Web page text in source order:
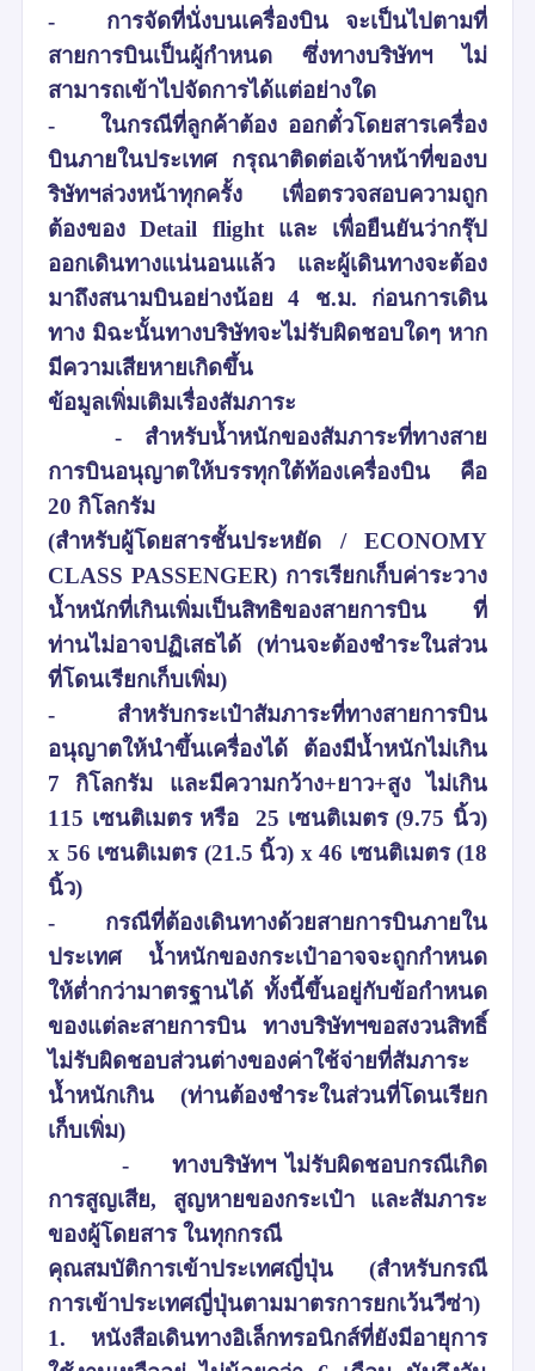
-
การจัดที่นั่งบนเครื่องบิน จะเป็นไปตามที่
สายการบินเป็นผู้กำหนด ซึ่งทางบริษัทฯ ไม่
สามารถเข้าไปจัดการได้แต่อย่างใด
-
ในกรณีที่ลูกค้าต้อง ออกตั๋วโดยสารเครื่อง
บินภายในประเทศ กรุณาติดต่อเจ้าหน้าที่ของบ
ริษัทฯล่วงหน้าทุกครั้ง เพื่อตรวจสอบความถูก
ต้องของ Detail flight และ เพื่อยืนยันว่ากรุ๊ป
ออกเดินทางแน่นอนแล้ว และผู้เดินทางจะต้อง
มาถึงสนามบินอย่างน้อย 4 ช.ม. ก่อนการเดิน
ทาง มิฉะนั้นทางบริษัทจะไม่รับผิดชอบใดๆ หาก
มีความเสียหายเกิดขึ้น
ข้อมูลเพิ่มเติมเรื่องสัมภาระ
- สำหรับน้ำหนักของสัมภาระที่ทางสาย
การบินอนุญาตให้บรรทุกใต้ท้องเครื่องบิน คือ
20 กิโลกรัม
(สำหรับผู้โดยสารชั้นประหยัด / ECONOMY
CLASS PASSENGER) การเรียกเก็บค่าระวาง
น้ำหนักที่เกินเพิ่มเป็นสิทธิของสายการบิน ที่
ท่านไม่อาจปฏิเสธได้ (ท่านจะต้องชำระในส่วน
ที่โดนเรียกเก็บเพิ่ม)
-
สำหรับกระเป๋าสัมภาระที่ทางสายการบิน
อนุญาตให้นำขึ้นเครื่องได้ ต้องมีน้ำหนักไม่เกิน
7 กิโลกรัม และมีความกว้าง+ยาว+สูง ไม่เกิน
115 เซนติเมตร หรือ 25 เซนติเมตร (9.75 นิ้ว)
x 56 เซนติเมตร (21.5 นิ้ว) x 46 เซนติเมตร (18
นิ้ว)
-
กรณีที่ต้องเดินทางด้วยสายการบินภายใน
ประเทศ น้ำหนักของกระเป๋าอาจจะถูกกำหนด
ให้ต่ำกว่ามาตรฐานได้ ทั้งนี้ขึ้นอยู่กับข้อกำหนด
ของแต่ละสายการบิน ทางบริษัทฯขอสงวนสิทธิ์
ไม่รับผิดชอบส่วนต่างของค่าใช้จ่ายที่สัมภาระ
น้ำหนักเกิน (ท่านต้องชำระในส่วนที่โดนเรียก
เก็บเพิ่ม)
-
ทางบริษัทฯ ไม่รับผิดชอบกรณีเกิด
การสูญเสีย, สูญหายของกระเป๋า และสัมภาระ
ของผู้โดยสาร ในทุกกรณี
คุณสมบัติการเข้าประเทศญี่ปุ่น (สำหรับกรณี
การเข้าประเทศญี่ปุ่นตามมาตรการยกเว้นวีซ่า)
1. หนังสือเดินทางอิเล็กทรอนิกส์ที่ยังมีอายุการ